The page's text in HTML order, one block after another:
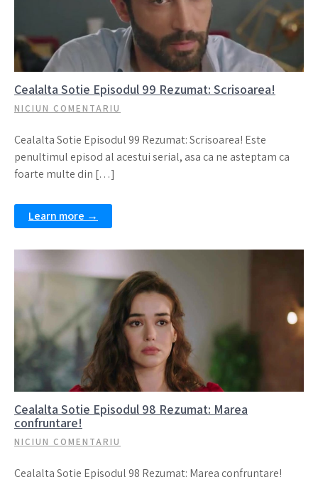
Cealalta Sotie Episodul 99 Rezumat: Scrisoarea!
NICIUN COMENTARIU
Cealalta Sotie Episodul 99 Rezumat: Scrisoarea! Este
penultimul episod al acestui serial, asa ca ne asteptam ca
foarte multe din […]
Learn more →
Cealalta Sotie Episodul 98 Rezumat: Marea
confruntare!
NICIUN COMENTARIU
Cealalta Sotie Episodul 98 Rezumat: Marea confruntare!